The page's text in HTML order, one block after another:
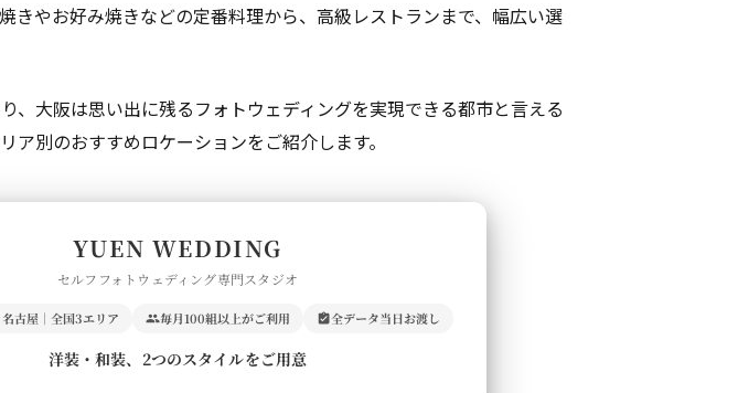
きやお好み焼きなどの定番料理から、高級レストランまで、幅広い選
、大阪は思い出に残るフォトウェディングを実現できる都市と言える
ア別のおすすめロケーションをご紹介します。
YUEN WEDDING
セルフフォトウェディング専門スタジオ
古屋｜全国3エリア 毎月100組以上がご利用 全データ当日お渡し
洋装・和装、2つのスタイルをご用意